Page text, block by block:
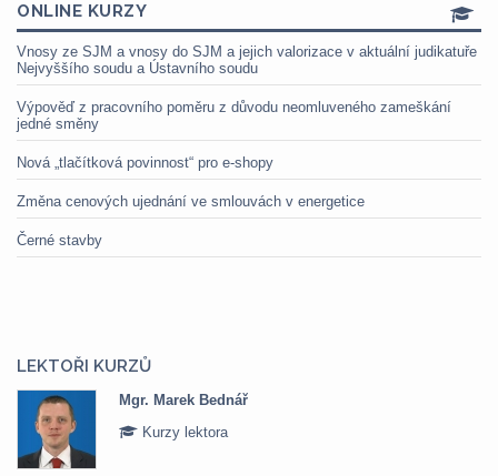
ONLINE KURZY
Vnosy ze SJM a vnosy do SJM a jejich valorizace v aktuální judikatuře
Nejvyššího soudu a Ústavního soudu
Výpověď z pracovního poměru z důvodu neomluveného zameškání
jedné směny
Nová „tlačítková povinnost“ pro e-shopy
Změna cenových ujednání ve smlouvách v energetice
Černé stavby
LEKTOŘI KURZŮ
Mgr. Marek Bednář
Kurzy lektora